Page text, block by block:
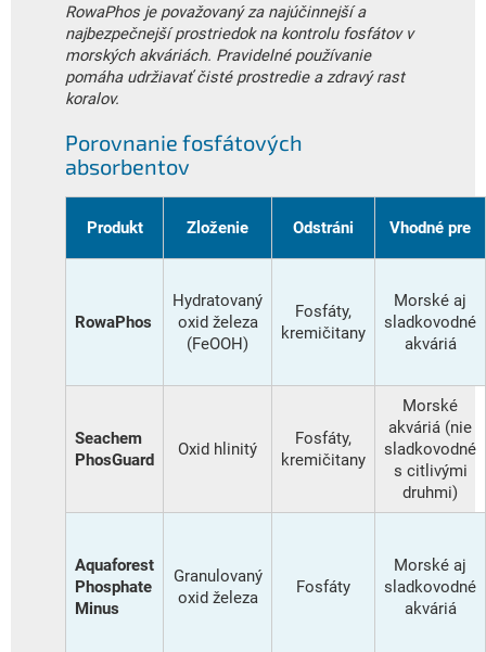
RowaPhos je považovaný za najúčinnejší a
najbezpečnejší prostriedok na kontrolu fosfátov v
morských akváriách. Pravidelné používanie
pomáha udržiavať čisté prostredie a zdravý rast
koralov.
Porovnanie fosfátových
absorbentov
Produkt Zloženie Odstráni Vhodné pre
RowaPhos
Hydratovaný
oxid železa
(FeOOH)
Fosfáty,
kremičitany
Morské aj
sladkovodné
akváriá
Seachem
PhosGuard
Oxid hlinitý
Fosfáty,
kremičitany
Morské
akváriá (nie
sladkovodné
s citlivými
druhmi)
Aquaforest
Phosphate
Minus
Granulovaný
oxid železa
Fosfáty
Morské aj
sladkovodné
akváriá